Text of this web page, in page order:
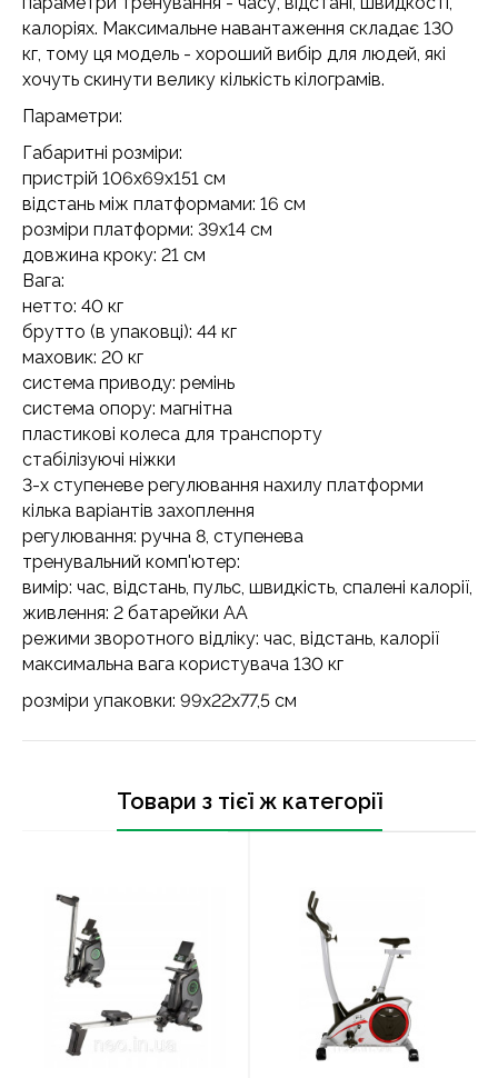
калоріях. Максимальне навантаження складає 130
кг, тому ця модель - хороший вибір для людей, які
хочуть скинути велику кількість кілограмів.
Параметри:
Габаритні розміри:
пристрій 106x69x151 см
відстань між платформами: 16 см
розміри платформи: 39x14 см
довжина кроку: 21 см
Вага:
нетто: 40 кг
брутто (в упаковці): 44 кг
маховик: 20 кг
система приводу: ремінь
система опору: магнітна
пластикові колеса для транспорту
стабілізуючі ніжки
3-х ступеневе регулювання нахилу платформи
кілька варіантів захоплення
регулювання: ручна 8, ступенева
тренувальний комп'ютер:
вимір: час, відстань, пульс, швидкість, спалені калорії,
живлення: 2 батарейки АА
режими зворотного відліку: час, відстань, калорії
максимальна вага користувача 130 кг
розміри упаковки: 99x22x77,5 см
Товари з тієї ж категорії